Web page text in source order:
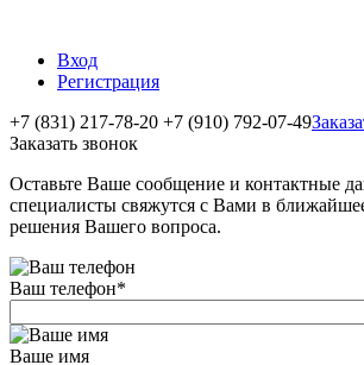
Вход
Регистрация
+7 (831) 217-78-20 +7 (910) 792-07-49
Заказать звонок
Оставьте Ваше сообщение и контактные
специалисты свяжутся с Вами в
решения Вашего вопроса.
Ваш телефон*
Ваше имя